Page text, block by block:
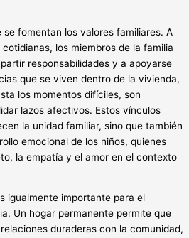
se fomentan los valores familiares. A
los miembros de la familia
responsabilidades y a apoyarse
que se viven dentro de la vivienda,
los momentos difíciles, son
lazos afectivos. Estos vínculos
la unidad familiar, sino que también
emocional de los niños, quienes
la empatía y el amor en el contexto
igualmente importante para el
Un hogar permanente permite que
duraderas con la comunidad,